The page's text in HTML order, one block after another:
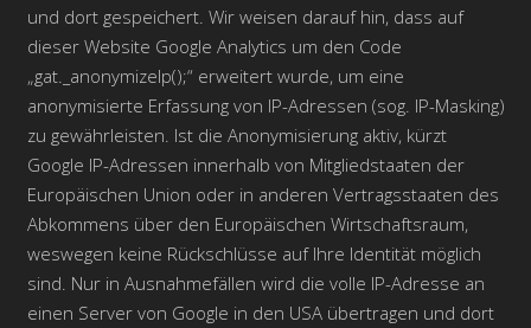
und dort gespeichert. Wir weisen darauf hin, dass auf
dieser Website Google Analytics um den Code
„gat._anonymizeIp();“ erweitert wurde, um eine
anonymisierte Erfassung von IP-Adressen (sog. IP-Masking)
zu gewährleisten. Ist die Anonymisierung aktiv, kürzt
Google IP-Adressen innerhalb von Mitgliedstaaten der
Europäischen Union oder in anderen Vertragsstaaten des
Abkommens über den Europäischen Wirtschaftsraum,
weswegen keine Rückschlüsse auf Ihre Identität möglich
sind. Nur in Ausnahmefällen wird die volle IP-Adresse an
einen Server von Google in den USA übertragen und dort